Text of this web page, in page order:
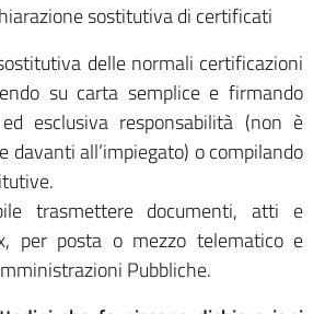
sostitutiva di certificati
delle normali certificazioni
su carta semplice e firmando
esclusiva responsabilità (non è
davanti all’impiegato) o compilando
trasmettere documenti, atti e
per posta o mezzo telematico e
Pubbliche.